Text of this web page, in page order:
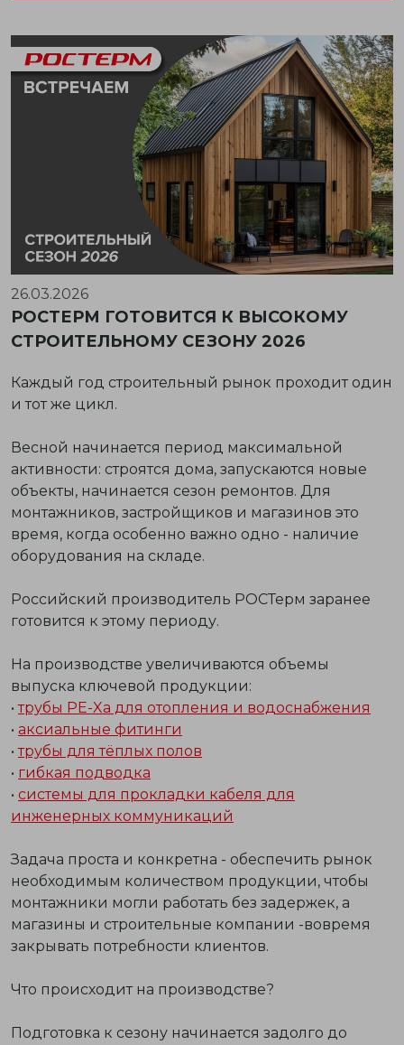
26.03.2026
РОСТЕРМ ГОТОВИТСЯ К ВЫСОКОМУ
СТРОИТЕЛЬНОМУ СЕЗОНУ 2026
Каждый год строительный рынок проходит один
и тот же цикл.
Весной начинается период максимальной
активности: строятся дома, запускаются новые
объекты, начинается сезон ремонтов. Для
монтажников, застройщиков и магазинов это
время, когда особенно важно одно - наличие
оборудования на складе.
Российский производитель РОСТерм заранее
готовится к этому периоду.
На производстве увеличиваются объемы
выпуска ключевой продукции:
•трубы PE-Xa для отопления и водоснабжения
• аксиальные фитинги
•трубы для тёплых полов
• гибкая подводка
• системы для прокладки кабеля для
инженерных коммуникаций
Задача проста и конкретна - обеспечить рынок
необходимым количеством продукции, чтобы
монтажники могли работать без задержек, а
магазины и строительные компании -вовремя
закрывать потребности клиентов.
Что происходит на производстве?
Подготовка к сезону начинается задолго до